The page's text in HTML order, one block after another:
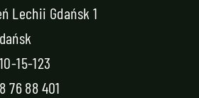
Lechii Gdańsk 1
15-123
76 88 401